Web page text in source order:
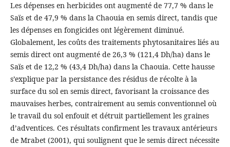
Les dépenses en herbicides ont augmenté de 77,7 % dans le
Saïs et de 47,9 % dans la Chaouia en semis direct, tandis que
les dépenses en fongicides ont légèrement diminué.
Globalement, les coûts des traitements phytosanitaires liés au
semis direct ont augmenté de 26,3 % (121,4 Dh/ha) dans le
Saïs et de 12,2 % (43,4 Dh/ha) dans la Chaouia. Cette hausse
s’explique par la persistance des résidus de récolte à la
surface du sol en semis direct, favorisant la croissance des
mauvaises herbes, contrairement au semis conventionnel où
le travail du sol enfouit et détruit partiellement les graines
d’adventices. Ces résultats confirment les travaux antérieurs
de Mrabet (2001), qui soulignent que le semis direct nécessite